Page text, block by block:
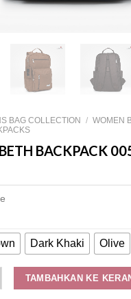
BAG COLLECTION / WOMEN
BACKPACK
Dark Khaki Olive
TAMBAHKAN KE